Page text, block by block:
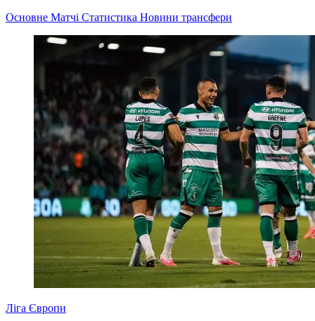
Основне Матчі Статистика Новини трансфери
Ліга Європи